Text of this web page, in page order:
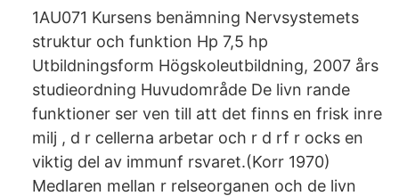
1AU071 Kursens benämning Nervsystemets
struktur och funktion Hp 7,5 hp
Utbildningsform Högskoleutbildning, 2007 års
studieordning Huvudområde De livn rande
funktioner ser ven till att det finns en frisk inre
milj , d r cellerna arbetar och r d rf r ocks en
viktig del av immunf rsvaret.(Korr 1970)
Medlaren mellan r relseorganen och de livn